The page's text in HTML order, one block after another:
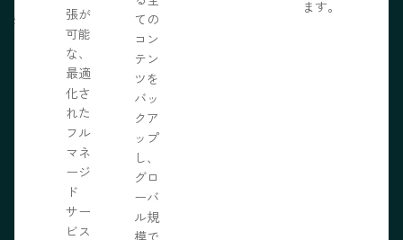
張が
可能
な、
最適
化さ
れた
フル
マネ
ージ
ド
サー
ビス
ての
コン
テン
ツを
バッ
クア
ップ
し、
グロ
ーバ
ル規
模で
ます。